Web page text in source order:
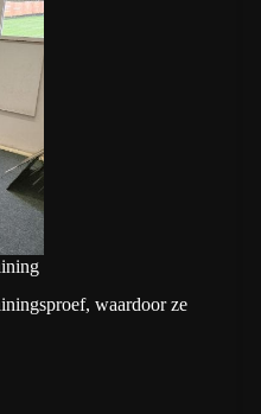
waardoor ze